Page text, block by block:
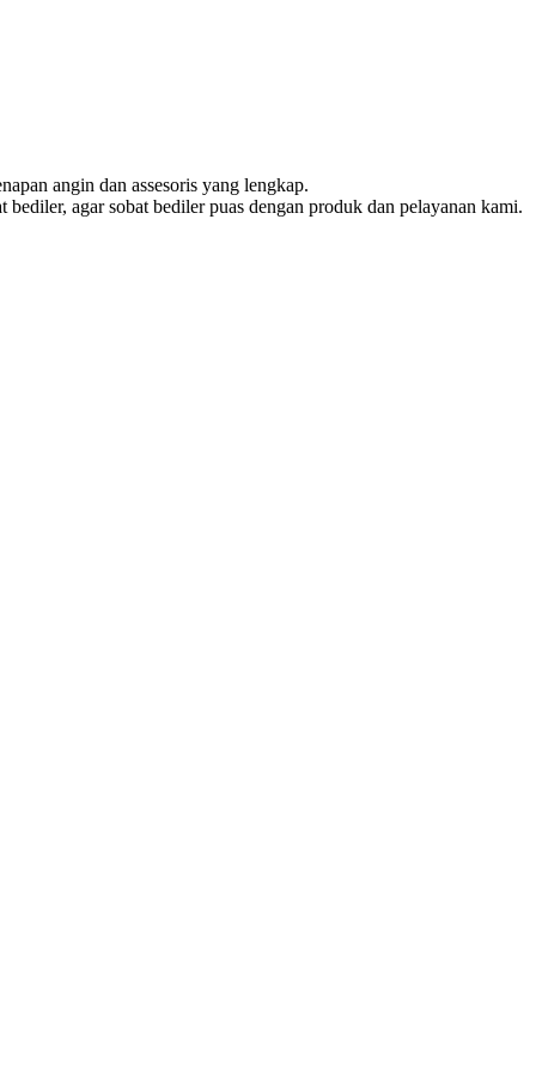
angin dan assesoris yang lengkap.
agar sobat bediler puas dengan produk dan pelayanan kami.